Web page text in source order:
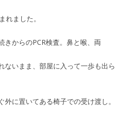
れました。
きからのPCR検査。鼻と喉、両
ないまま、部屋に入って一歩も出ら
に置いてある椅子での受け渡し。